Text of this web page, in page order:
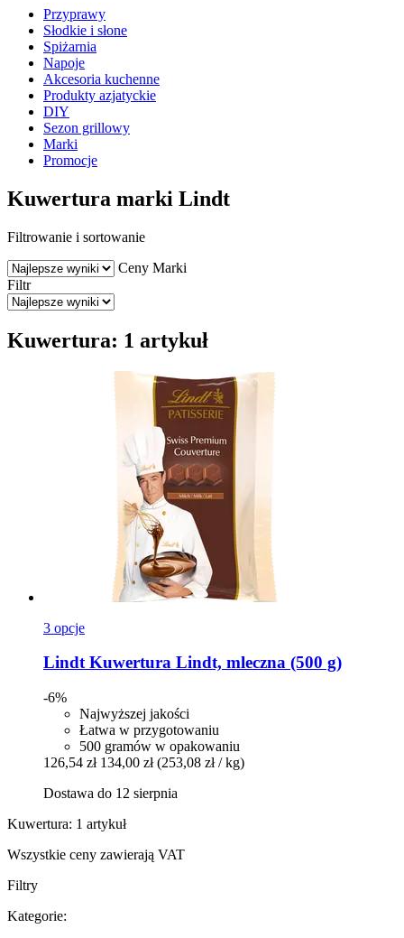
Przyprawy
Słodkie i słone
Spiżarnia
Napoje
Akcesoria kuchenne
Produkty azjatyckie
DIY
Sezon grillowy
Marki
Promocje
Kuwertura marki Lindt
Filtrowanie i sortowanie
Ceny Marki
Filtr
Kuwertura: 1 artykuł
3 opcje
LindtKuwertura Lindt, mleczna (500 g)
-6%
Najwyższej jakości
Łatwa w przygotowaniu
500 gramów w opakowaniu
126,54 zł 134,00 zł (253,08 zł / kg)
Dostawa do 12 sierpnia
Kuwertura: 1 artykuł
Wszystkie ceny zawierają VAT
Filtry
Kategorie: